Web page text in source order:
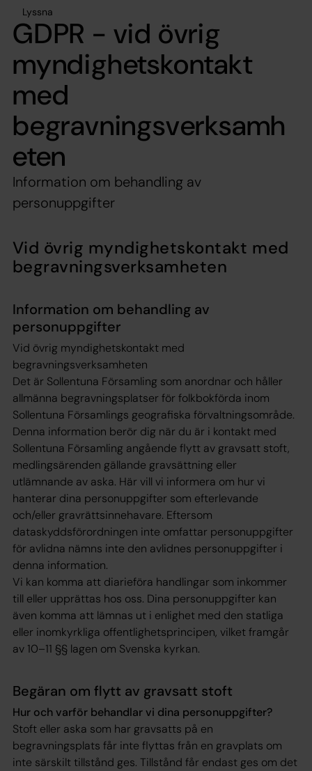
Lyssna
GDPR - vid övrig
myndighetskontakt
med
begravningsverksamh
eten
Information om behandling av
personuppgifter
Vid övrig myndighetskontakt med
begravningsverksamheten
Information om behandling av
personuppgifter
Vid övrig myndighetskontakt med
begravningsverksamheten
Det är Sollentuna Församling som anordnar och håller
allmänna begravningsplatser för folkbokförda inom
Sollentuna Församlings geografiska förvaltningsområde.
Denna information berör dig när du är i kontakt med
Sollentuna Församling angående flytt av gravsatt stoft,
medlingsärenden gällande gravsättning eller
utlämnande av aska. Här vill vi informera om hur vi
hanterar dina personuppgifter som efterlevande
och/eller gravrättsinnehavare. Eftersom
dataskyddsförordningen inte omfattar personuppgifter
för avlidna nämns inte den avlidnes personuppgifter i
denna information.
Vi kan komma att diarieföra handlingar som inkommer
till eller upprättas hos oss. Dina personuppgifter kan
även komma att lämnas ut i enlighet med den statliga
eller inomkyrkliga offentlighetsprincipen, vilket framgår
av 10–11 §§ lagen om Svenska kyrkan.
Begäran om flytt av gravsatt stoft
Hur och varför behandlar vi dina personuppgifter?
Stoft eller aska som har gravsatts på en
begravningsplats får inte flyttas från en gravplats om
inte särskilt tillstånd ges. Tillstånd får endast ges om det